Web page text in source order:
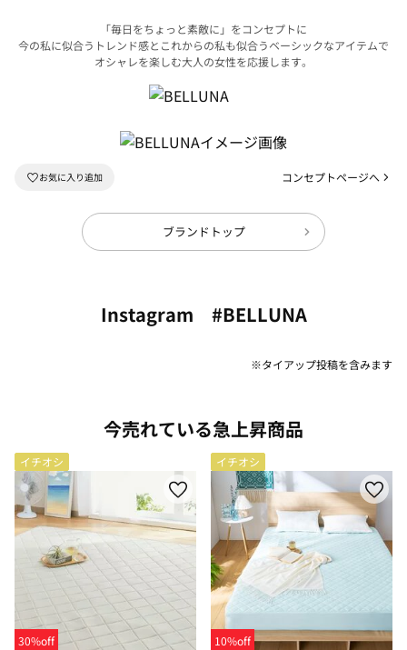
「毎日をちょっと素敵に」をコンセプトに
今の私に似合うトレンド感とこれからの私も似合うベーシックなアイテムで
オシャレを楽しむ大人の女性を応援します。
コンセプトページへ
ブランドトップ
Instagram #BELLUNA
※タイアップ投稿を含みます
今売れている急上昇商品
イチオシ
30%off
イチオシ
10%off